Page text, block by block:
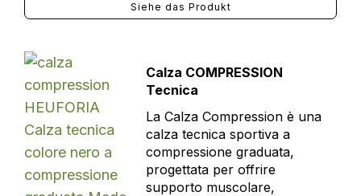
Siehe das Produkt
Calza COMPRESSION
Tecnica
La Calza Compression è una
calza tecnica sportiva a
compressione graduata,
progettata per offrire
supporto muscolare,